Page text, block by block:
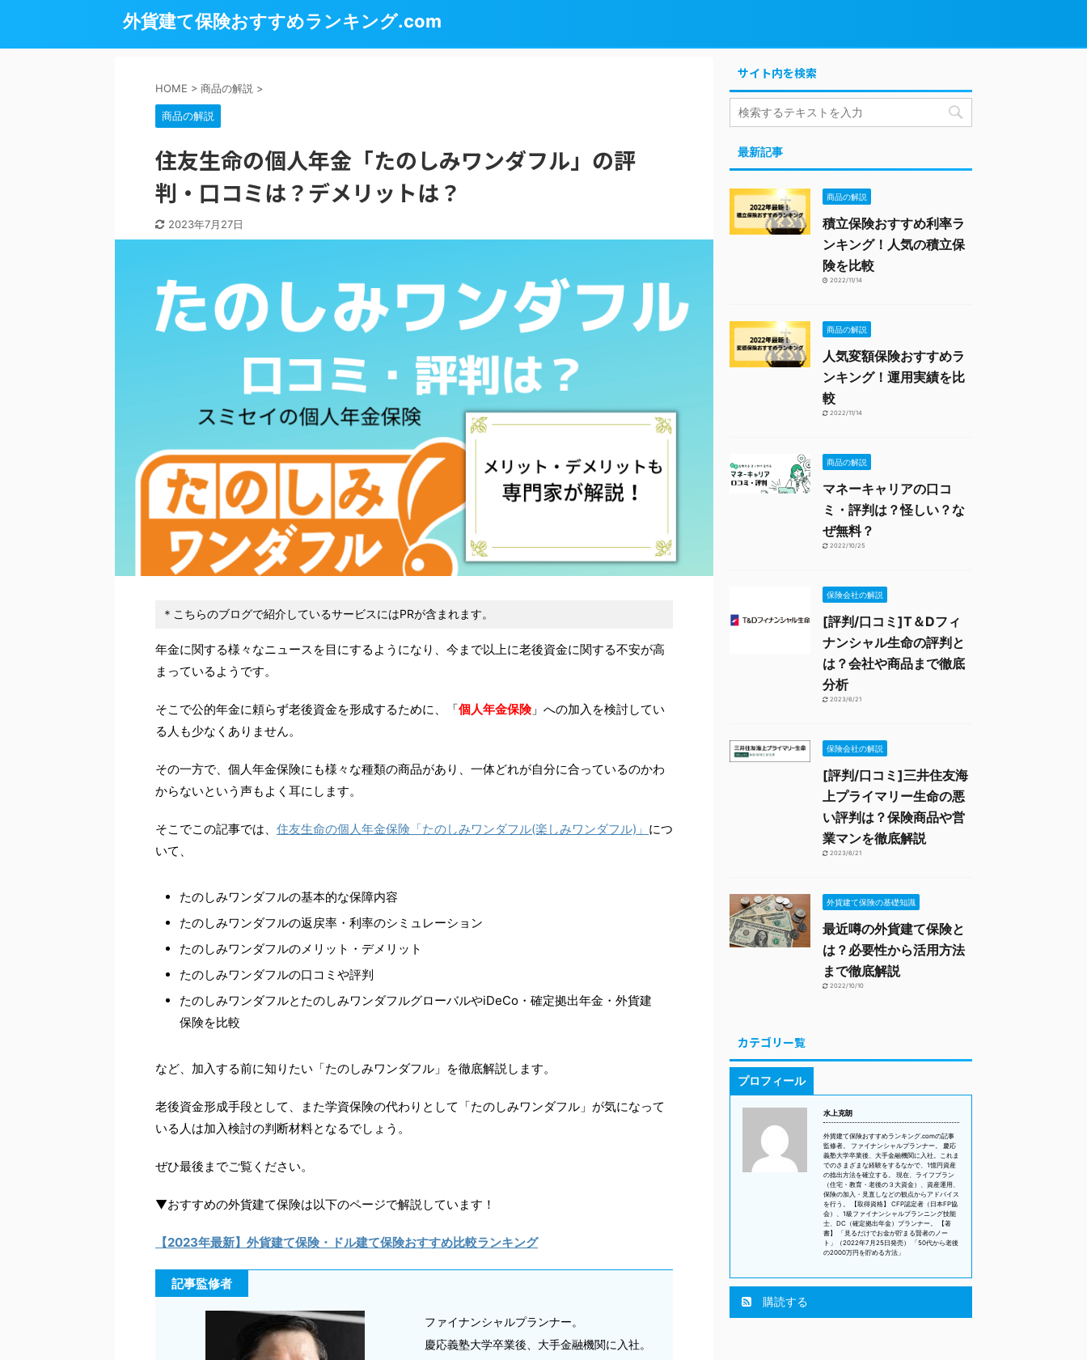
外貨建て保険おすすめランキング.com
HOME > 商品の解説 >
商品の解説
住友生命の個人年金「たのしみワンダフル」の評
判・口コミは？デメリットは？
2023年7月27日
＊こちらのブログで紹介しているサービスにはPRが含まれます。
年金に関する様々なニュースを目にするようになり、今まで以上に老後資金に関する不安が高
まっているようです。
そこで公的年金に頼らず老後資金を形成するために、「個人年金保険」への加入を検討してい
る人も少なくありません。
その一方で、個人年金保険にも様々な種類の商品があり、一体どれが自分に合っているのかわ
からないという声もよく耳にします。
そこでこの記事では、 住友生命の個人年金保険「たのしみワンダフル(楽しみワンダフル)」 につ
いて、
たのしみワンダフルの基本的な保障内容
たのしみワンダフルの返戻率・利率のシミュレーション
たのしみワンダフルのメリット・デメリット
たのしみワンダフルの口コミや評判
たのしみワンダフルとたのしみワンダフルグローバルやiDeCo ・確定拠出年金・外貨建
保険を比較
など、加入する前に知りたい「たのしみワンダフル」を徹底解説します。
老後資金形成手段として、また学資保険の代わりとして「たのしみワンダフル」が気になって
いる人は加入検討の判断材料となるでしょう。
ぜひ最後までご覧ください。
▼おすすめの外貨建て保険は以下のページで解説しています！
【2023年最新】 外貨建て保険・ドル建て保険おすすめ比較ランキング
記事監修者
ファイナンシャルプランナー。
慶応義塾大学卒業後、大手金融機関に入社。
サイト内を検索
最新記事
商品の解説
積立保険おすすめ利率ラ
ンキング！人気の積立保
険を比較
2022/11/14
商品の解説
人気変額保険おすすめラ
ンキング！運用実績を比
較
2022/11/14
商品の解説
マネーキャリアの口コ
ミ・評判は？怪しい？な
ぜ無料？
2022/10/25
保険会社の解説
[評判/口コミ]T＆Dフィ
ナンシャル生命の評判と
は？会社や商品まで徹底
分析
2023/6/21
保険会社の解説
[評判/口コミ]三井住友海
上プライマリー生命の悪
い評判は？保険商品や営
業マンを徹底解説
2023/6/21
外貨建て保険の基礎知識
最近噂の外貨建て保険と
は？必要性から活用方法
まで徹底解説
2022/10/10
カテゴリー覧
プロフィール
水上克朗
外貨建て保険おすすめランキング.comの記事
監修者。 ファイナンシャルプランナー。 慶応
義塾大学卒業後、大手金融機関に入社。これま
でのさまざまな経験をするなかで、1憶円資産
の捻出方法を確立する。 現在、ライフプラン
（住宅・教育・老後の３大資金）、資産運用、
保険の加入・見直しなどの観点からアドバイス
を行う。 【取得資格】 CFP認定者（日本FP協
会）、1級ファイナンシャルプランニング技能
士、DC（確定拠出年金）プランナー。 【著
書】 「見るだけでお金が貯まる賢者のノー
ト」（2022年7月25日発売） 「50代から老後
の2000万円を貯める方法」
購読する